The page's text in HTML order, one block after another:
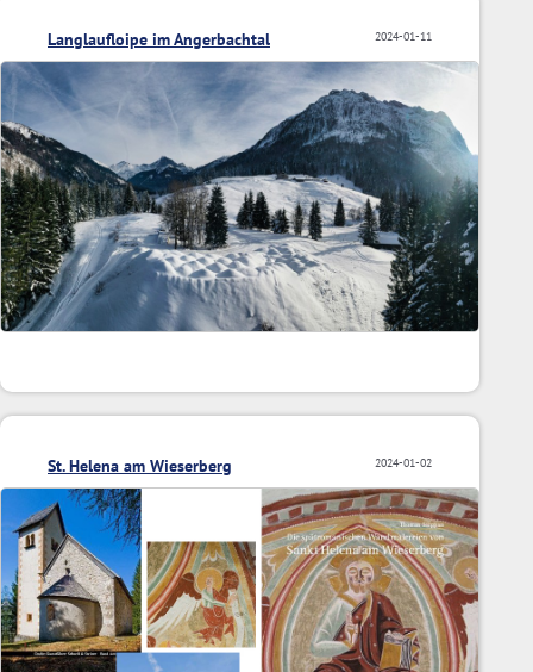
2024-01-11
Langlaufloipe im Angerbachtal
2024-01-02
St. Helena am Wieserberg